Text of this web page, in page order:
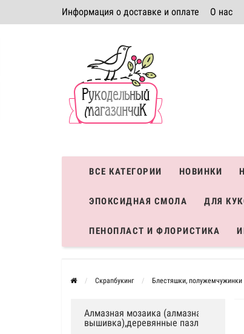
Информация о доставке и оплате О нас
Система скидок
ВСЕ КАТЕГОРИИ НОВИНКИ
ЭПОКСИДНАЯ СМОЛА ДЛЯ
ПЕНОПЛАСТ И ФЛОРИСТИКА
Скрапбукинг Блестяшки, полужемчужинки
Алмазная мозаика (алмазная
вышивка),деревянные пазлы